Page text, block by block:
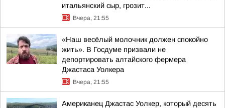
итальянский сыр, грозит...
Вчера, 21:55
«Наш весёлый молочник должен спокойно
жить». В Госдуме призвали не
депортировать алтайского фермера
Джастаса Уолкера
Вчера, 21:55
Американец Джастас Уолкер, который десять